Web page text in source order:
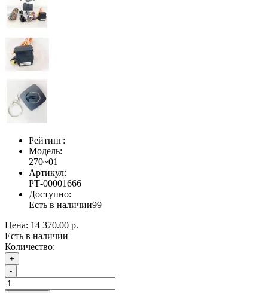
Рейтинг:
Модель:
270~01
Артикул:
РТ-00001666
Доступно:
Есть в наличии99
Цена: 14 370.00 р.
Есть в наличии
Количество:
+
-